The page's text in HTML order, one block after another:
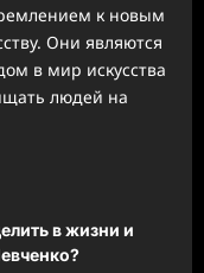
к новым
Они являются
в мир искусства
людей на
в жизни и